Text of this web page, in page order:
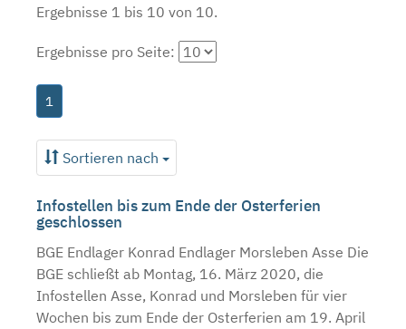
Ergebnisse 1 bis 10 von 10.
Ergebnisse pro Seite:
1
Sortieren nach
Infostellen bis zum Ende der Osterferien
geschlossen
BGE Endlager Konrad Endlager Morsleben Asse Die
BGE schließt ab Montag, 16. März 2020, die
Infostellen Asse, Konrad und Morsleben für vier
Wochen bis zum Ende der Osterferien am 19. April